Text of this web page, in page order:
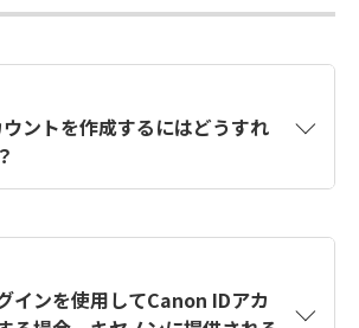
ントを作成するにはどうすれ
成方法は【カメラ】Canon IDとは
インを使用してCanon IDアカ